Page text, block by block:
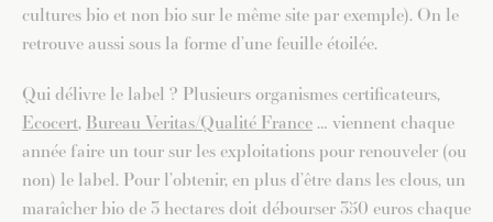
cultures bio et non bio sur le même site par exemple). On le
retrouve aussi sous la forme d’une feuille étoilée.
Qui délivre le label ? Plusieurs organismes certificateurs,
Ecocert, Bureau Veritas/Qualité France … viennent chaque
année faire un tour sur les exploitations pour renouveler (ou
non) le label. Pour l’obtenir, en plus d’être dans les clous, un
maraîcher bio de 3 hectares doit débourser 350 euros chaque